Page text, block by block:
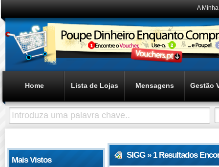
A
Home Lista de Lojas Mensagens Gestão
Mais Vistos
SIGG » 1 Resultados